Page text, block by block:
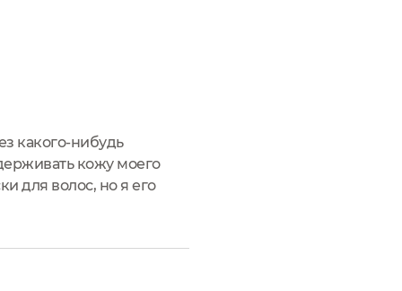
какого-нибудь
кожу моего
для волос, но я его